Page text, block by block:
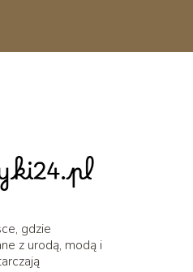
gdzie
z urodą, modą i